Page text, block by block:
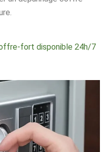
fort disponible 24h/7